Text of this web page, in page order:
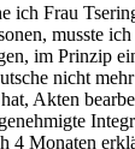
Frau
musste
im Prinzip
nicht
Akten
Monaten